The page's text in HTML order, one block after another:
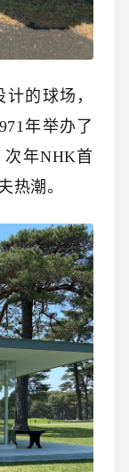
的球场，
年举办了
次年NHK首
热潮。